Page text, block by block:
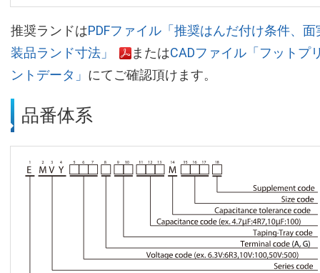
推奨ランドはPDFファイル「推奨はんだ付け条件、面
装品ランド寸法」
またはCADファイル「フットプ
ントデータ」 にてご確認頂けます。
品番体系